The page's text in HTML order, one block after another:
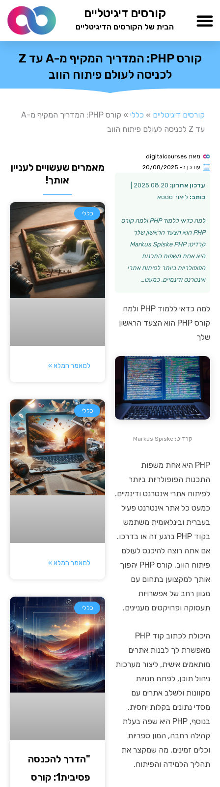
לתוכן
קורסים דיגיטליים
הבית של הקורסים הדיגיטליים
קורס PHP: המדריך המקיף מ-A עד Z
לכניסה לעולם פיתוח הווב
קורסים דיגיטליים » כללי »
קורס PHP: המדריך המקיף מ-A
עד Z לכניסה לעולם פיתוח הווב
מאת
עודכן ב- 20/08/2025
עדכון אחרון:
כותב: ליאור טסטא
למה כדאי ללמוד PHP ולמה קורס
PHP הוא הצעד הראשון שלך
קרדיט: Markus Spiske PHP
היא אחת משפות התכנות
הפופולריות ביותר לפיתוח אתרי
אינטרנט ודינמיים. כמעט…
למה כדאי ללמוד PHP ולמה
קורס PHP הוא הצעד הראשון
שלך
קרדיט: Markus Spiske
PHP היא אחת משפות
התכנות הפופולריות ביותר
לפיתוח אתרי אינטרנט ודינמיים.
כמעט כל אתר אינטרנט פעיל
בעברית ובינלאומית משתמש
בקוד PHP ברגע זה או בדרכו.
אם אתה רוצה להיכנס לעולם
פיתוח הווב, קורס PHP יהפוך
אותך למקצוען בתחום עם
מגוון רחב של אפשרויות
תעסוקה ופרויקטים מעניינים.
היכולת לכתוב קוד PHP
מאפשרת לך לבנות אתרים
מותאמים אישית, ליצור מערכות
ניהול תוכן, לפתח חנויות
מקוונות ולשלב אתרים עם
מסדי נתונים בקלות יחסית.
בנוסף, PHP היא שפה בעלת
קהילה רחבה, המון ספריות
וכלים זמינים, מה שמקצר את
תהליך הלמידה והפיתוח.
מאמרים שעשויים לעניין
אותך!
כללי
למאמר המלא »
כללי
למאמר המלא »
כללי
"הדרך להכנסה
פסיבית1: קורס